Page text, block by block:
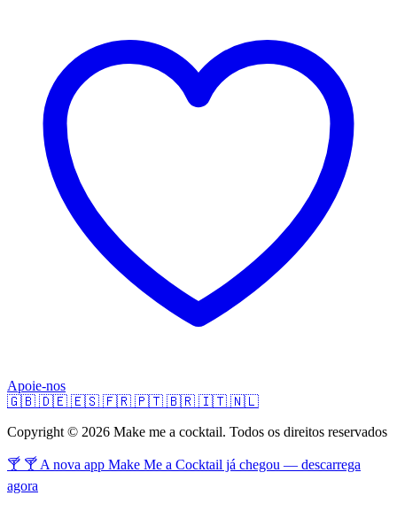
Apoie-nos
🇬🇧 🇩🇪 🇪🇸 🇫🇷 🇵🇹 🇧🇷 🇮🇹 🇳🇱
Copyright © 2026 Make me a cocktail. Todos os direitos reservados
🍸 🍸 A nova app Make Me a Cocktail já chegou — descarrega
agora